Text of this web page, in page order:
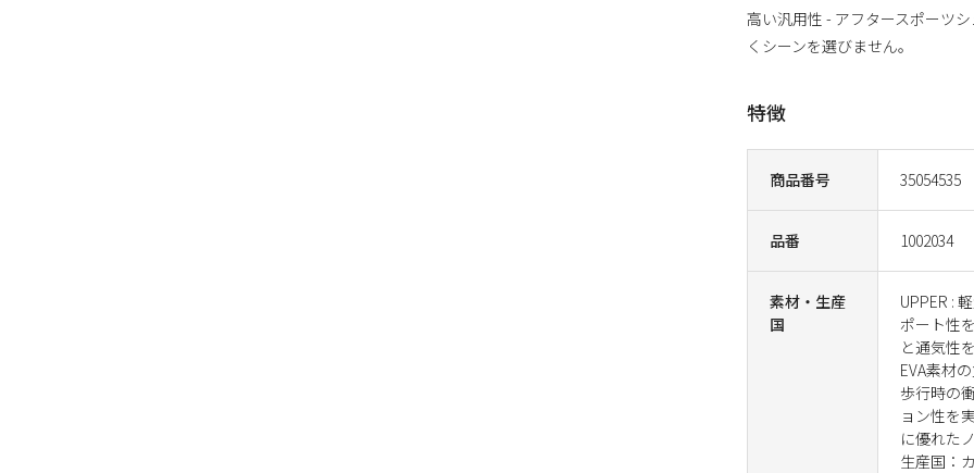
商品番号 35054535
品番 1002034
素材・生産
国
UPPER :
ポート性
と通気性
EVA素材
歩行時の
ョン性を
に優れた
生産国：
高い汎用性 - アフタースポーツ
くシーンを選びません。
特徴